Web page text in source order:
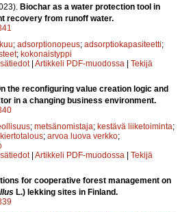
Biochar as a water protection tool in
recovery from runoff water.
; adsorptionopeus; adsorptiokapasiteetti;
; kokonaistyppi
| Artikkeli PDF-muodossa | Tekijä
the reconfiguring value creation logic and
in a changing business environment.
; metsänomistaja; kestävä liiketoiminta;
; arvoa luova verkko;
| Artikkeli PDF-muodossa | Tekijä
for cooperative forest management on
L.) lekking sites in Finland.